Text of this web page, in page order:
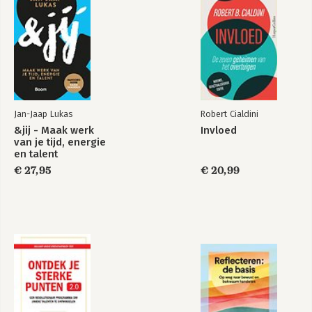
Jan-Jaap Lukas
&jij - Maak werk
van je tijd, energie
en talent
€ 27,95
Robert Cialdini
Invloed
€ 20,99